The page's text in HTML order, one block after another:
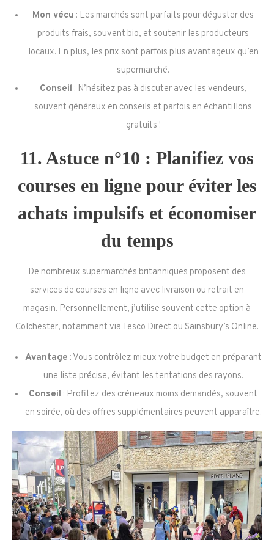
Mon vécu : Les marchés sont parfaits pour déguster des
produits frais, souvent bio, et soutenir les producteurs
locaux. En plus, les prix sont parfois plus avantageux qu’en
supermarché.
Conseil : N’hésitez pas à discuter avec les vendeurs,
souvent généreux en conseils et parfois en échantillons
gratuits !
11. Astuce n°10 : Planifiez vos
courses en ligne pour éviter les
achats impulsifs et économiser
du temps
De nombreux supermarchés britanniques proposent des
services de courses en ligne avec livraison ou retrait en
magasin. Personnellement, j’utilise souvent cette option à
Colchester, notamment via Tesco Direct ou Sainsbury’s Online.
Avantage : Vous contrôlez mieux votre budget en préparant
une liste précise, évitant les tentations des rayons.
Conseil : Profitez des créneaux moins demandés, souvent
en soirée, où des offres supplémentaires peuvent apparaître.